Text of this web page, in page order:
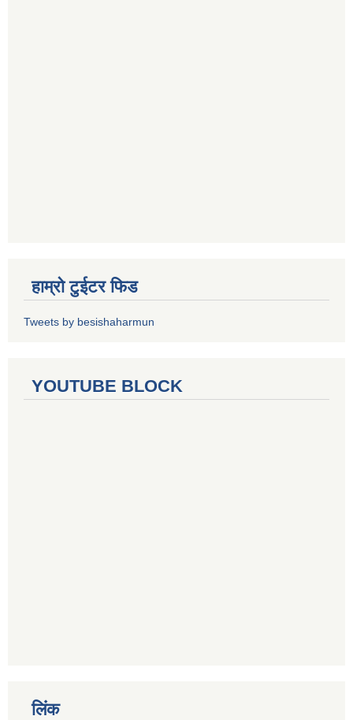
हाम्रो टुईटर फिड
Tweets by besishaharmun
YOUTUBE BLOCK
लिंक